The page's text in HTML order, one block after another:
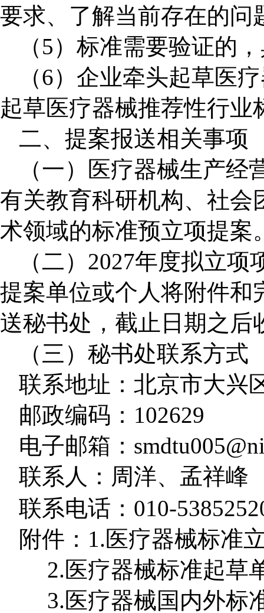
要求、了解当前存在的问
（5）标准需要验证的
（6）企业牵头起草医
起草医疗器械推荐性行
二、提案报送相关事项
（一）医疗器械生产
有关教育科研机构、社会
术领域的标准预立项提案
（二） 2027年度拟立项
提案单位或个人将附件和
送秘书处，截止日期之后
（三）秘书处联系方式
联系地址：北京市大兴
邮政编码： 102629
电子邮箱：
联系人：周洋、孟祥峰
联系电话： 010-538525
附件：1.医疗器械标准
2.医疗器械标准起草
3.医疗器械国内外标